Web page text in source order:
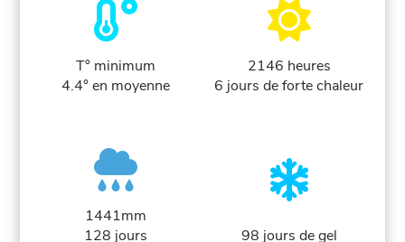
T° minimum
4.4° en moyenne
2146 heures
6 jours de forte chaleur
1441mm
128 jours
98 jours de gel